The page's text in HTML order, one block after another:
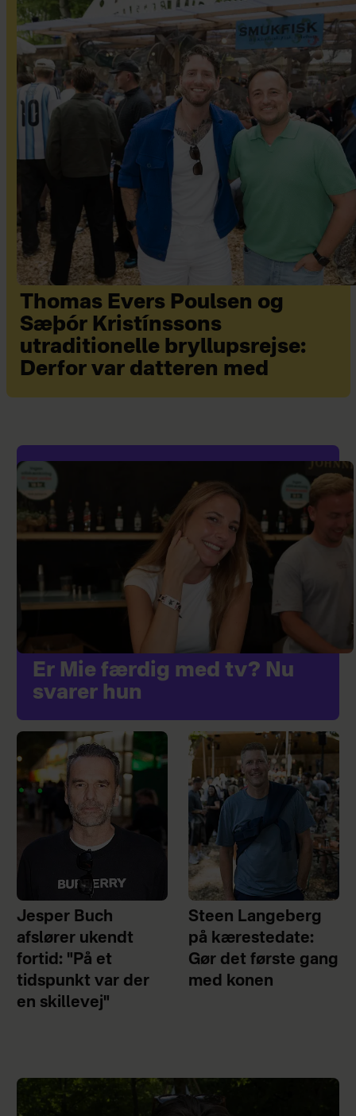
Thomas Evers Poulsen og
Sæþór Kristínssons
utraditionelle bryllupsrejse:
Derfor var datteren med
Er Mie færdig med tv? Nu
svarer hun
Jesper Buch
afslører ukendt
fortid: "På et
tidspunkt var der
en skillevej"
Steen Langeberg
på kærestedate:
Gør det første gang
med konen